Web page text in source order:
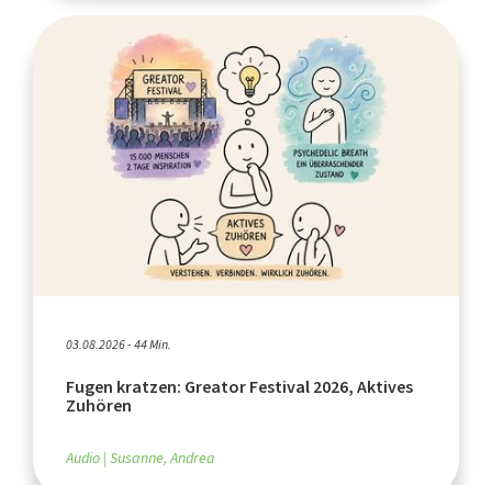
03.08.2026 - 44 Min.
Fugen kratzen: Greator Festival 2026, Aktives
Zuhören
Audio Susanne, Andrea